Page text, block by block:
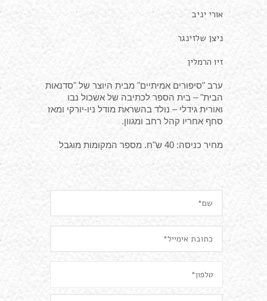
אורי יניב
ניצן שלזינגר
זיו הרמלין
ערב "סיפורים אמיתיים" מבית היוצר של "סדנאות
הבית" – בית הספר לכתיבה של אשכול נבו
ואורית גידלי – נולד בהשראת מודל ניו-יורקי ומאז
סחף אחריו קהל רחב ומגוון.
מחיר כניסה: 40 ש"ח. מספר המקומות מוגבל